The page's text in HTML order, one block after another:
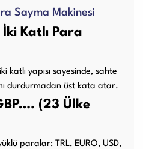
Sayma Makinesi
İki Katlı Para
katlı yapısı sayesinde, sahte
durdurmadan üst kata atar.
(23 Ülke
paralar: TRL, EURO, USD,